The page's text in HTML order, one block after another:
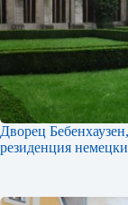
Дворец
резиденция